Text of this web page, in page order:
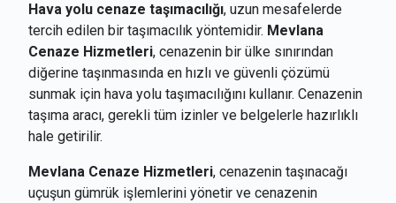
Hava yolu cenaze taşımacılığı, uzun mesafelerde
tercih edilen bir taşımacılık yöntemidir. Mevlana
Cenaze Hizmetleri, cenazenin bir ülke sınırından
diğerine taşınmasında en hızlı ve güvenli çözümü
sunmak için hava yolu taşımacılığını kullanır. Cenazenin
taşıma aracı, gerekli tüm izinler ve belgelerle hazırlıklı
hale getirilir.
Mevlana Cenaze Hizmetleri, cenazenin taşınacağı
uçuşun gümrük işlemlerini yönetir ve cenazenin